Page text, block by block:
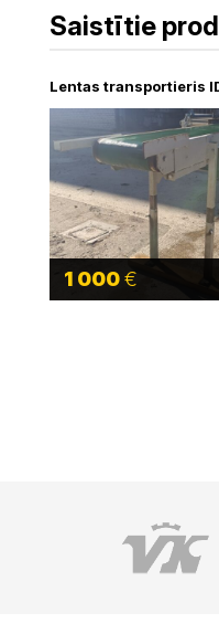
Saistītie
Lentas transportieris
1 000€